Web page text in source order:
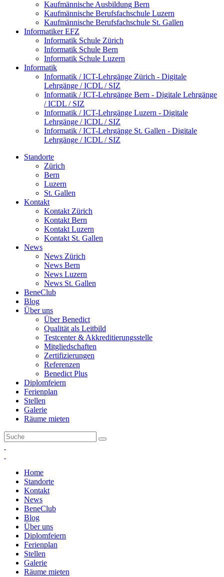
Kaufmännische Ausbildung Bern
Kaufmännische Berufsfachschule Luzern
Kaufmännische Berufsfachschule St. Gallen
Informatiker EFZ
Informatik Schule Zürich
Informatik Schule Bern
Informatik Schule Luzern
Informatik
Informatik / ICT-Lehrgänge Zürich - Digitale
Lehrgänge / ICDL / SIZ
Informatik / ICT-Lehrgänge Bern - Digitale Lehrgänge
/ ICDL / SIZ
Informatik / ICT-Lehrgänge Luzern - Digitale
Lehrgänge / ICDL / SIZ
Informatik / ICT-Lehrgänge St. Gallen - Digitale
Lehrgänge / ICDL / SIZ
Standorte
Zürich
Bern
Luzern
St. Gallen
Kontakt
Kontakt Zürich
Kontakt Bern
Kontakt Luzern
Kontakt St. Gallen
News
News Zürich
News Bern
News Luzern
News St. Gallen
BeneClub
Blog
Über uns
Über Benedict
Qualität als Leitbild
Testcenter & Akkreditierungsstelle
Mitgliedschaften
Zertifizierungen
Referenzen
Benedict Plus
Diplomfeiern
Ferienplan
Stellen
Galerie
Räume mieten
Home
Standorte
Kontakt
News
BeneClub
Blog
Über uns
Diplomfeiern
Ferienplan
Stellen
Galerie
Räume mieten